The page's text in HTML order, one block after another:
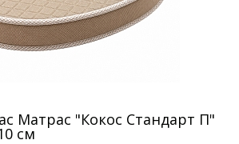
Матрас "Кокос Стандарт П"
см